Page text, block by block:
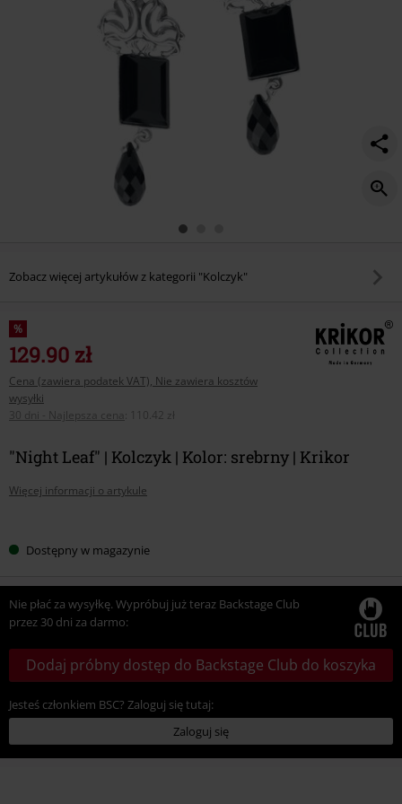
Zobacz więcej artykułów z kategorii "Kolczyk"
%
129.90 zł
Cena (zawiera podatek VAT), Nie zawiera kosztów
wysyłki
30 dni - Najlepsza cena
110.42 zł
"Night Leaf" | Kolczyk | Kolor: srebrny | Krikor
Więcej informacji o artykule
swójDostępny w magazynie
Nie płać za wysyłkę. Wypróbuj już teraz Backstage Club
przez 30 dni za darmo:
Dodaj próbny dostęp do Backstage Club do koszyka
Jesteś członkiem BSC? Zaloguj się tutaj:
Zaloguj się